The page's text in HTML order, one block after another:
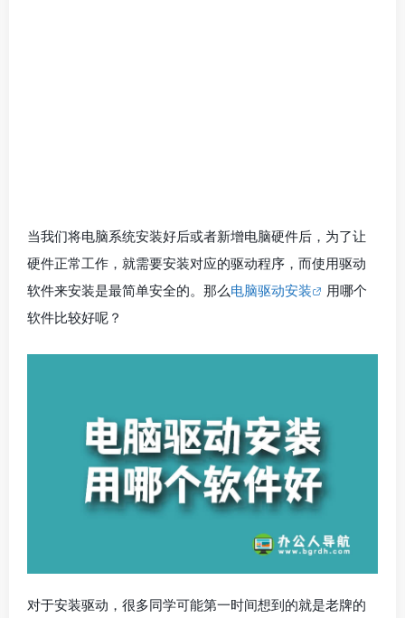
当我们将电脑系统安装好后或者新增电脑硬件后，为了让
硬件正常工作，就需要安装对应的驱动程序，而使用驱动
软件来安装是最简单安全的。那么电脑驱动安装
用哪个
软件比较好呢？
对于安装驱动，很多同学可能第一时间想到的就是老牌的